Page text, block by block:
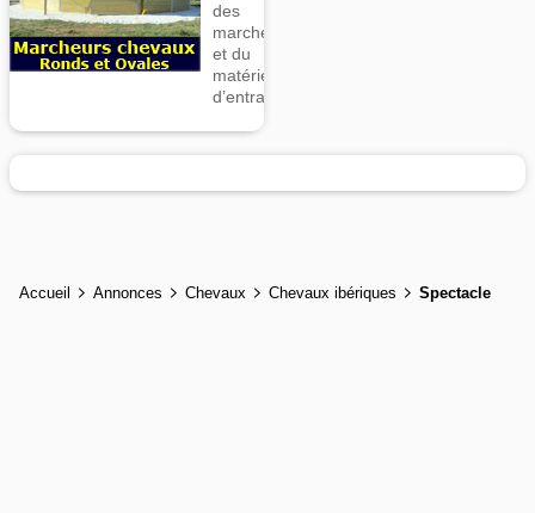
des
marcheurs
et du
matériel
d’entrainement
Accueil Annonces Chevaux Chevaux ibériques Spectacle